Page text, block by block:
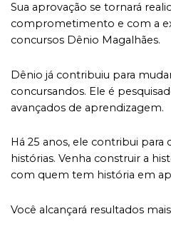
Sua aprovação se tornará
comprometimento e com a
concursos Dênio Magalhães.
Dênio já contribuiu para
concursandos. Ele é
avançados de aprendizagem.
Há 25 anos, ele contribui para
histórias. Venha construir a
com quem tem história em
Você alcançará resultados